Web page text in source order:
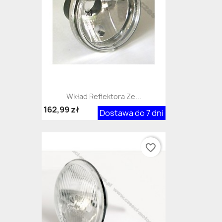
Wkład Reflektora Ze...
Dostawa do 7 dni
162,99 zł
favorite_border